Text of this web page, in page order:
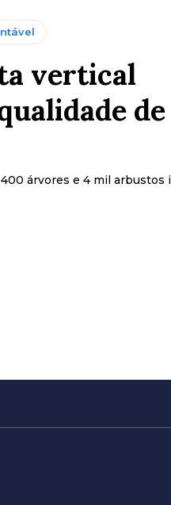
vertical
árvores e 4 mil arbustos